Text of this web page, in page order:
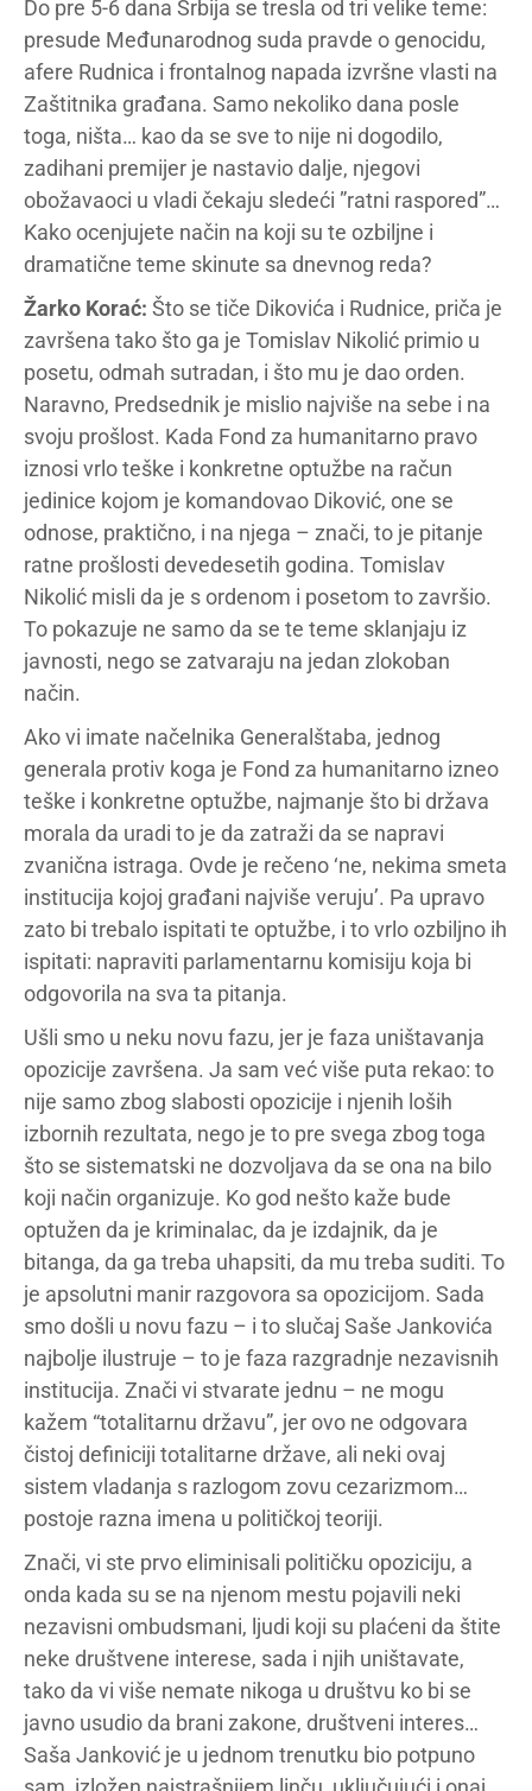
Do pre 5-6 dana Srbija se tresla od tri velike teme:
presude Međunarodnog suda pravde o genocidu,
afere Rudnica i frontalnog napada izvršne vlasti na
Zaštitnika građana. Samo nekoliko dana posle
toga, ništa… kao da se sve to nije ni dogodilo,
zadihani premijer je nastavio dalje, njegovi
obožavaoci u vladi čekaju sledeći ”ratni raspored”…
Kako ocenjujete način na koji su te ozbiljne i
dramatične teme skinute sa dnevnog reda?
Žarko Korać: Što se tiče Dikovića i Rudnice, priča je
završena tako što ga je Tomislav Nikolić primio u
posetu, odmah sutradan, i što mu je dao orden.
Naravno, Predsednik je mislio najviše na sebe i na
svoju prošlost. Kada Fond za humanitarno pravo
iznosi vrlo teške i konkretne optužbe na račun
jedinice kojom je komandovao Diković, one se
odnose, praktično, i na njega – znači, to je pitanje
ratne prošlosti devedesetih godina. Tomislav
Nikolić misli da je s ordenom i posetom to završio.
To pokazuje ne samo da se te teme sklanjaju iz
javnosti, nego se zatvaraju na jedan zlokoban
način.
Ako vi imate načelnika Generalštaba, jednog
generala protiv koga je Fond za humanitarno izneo
teške i konkretne optužbe, najmanje što bi država
morala da uradi to je da zatraži da se napravi
zvanična istraga. Ovde je rečeno ‘ne, nekima smeta
institucija kojoj građani najviše veruju’. Pa upravo
zato bi trebalo ispitati te optužbe, i to vrlo ozbiljno ih
ispitati: napraviti parlamentarnu komisiju koja bi
odgovorila na sva ta pitanja.
Ušli smo u neku novu fazu, jer je faza uništavanja
opozicije završena. Ja sam već više puta rekao: to
nije samo zbog slabosti opozicije i njenih loših
izbornih rezultata, nego je to pre svega zbog toga
što se sistematski ne dozvoljava da se ona na bilo
koji način organizuje. Ko god nešto kaže bude
optužen da je kriminalac, da je izdajnik, da je
bitanga, da ga treba uhapsiti, da mu treba suditi. To
je apsolutni manir razgovora sa opozicijom. Sada
smo došli u novu fazu – i to slučaj Saše Jankovića
najbolje ilustruje – to je faza razgradnje nezavisnih
institucija. Znači vi stvarate jednu – ne mogu
kažem “totalitarnu državu”, jer ovo ne odgovara
čistoj definiciji totalitarne države, ali neki ovaj
sistem vladanja s razlogom zovu cezarizmom…
postoje razna imena u političkoj teoriji.
Znači, vi ste prvo eliminisali političku opoziciju, a
onda kada su se na njenom mestu pojavili neki
nezavisni ombudsmani, ljudi koji su plaćeni da štite
neke društvene interese, sada i njih uništavate,
tako da vi više nemate nikoga u društvu ko bi se
javno usudio da brani zakone, društveni interes…
Saša Janković je u jednom trenutku bio potpuno